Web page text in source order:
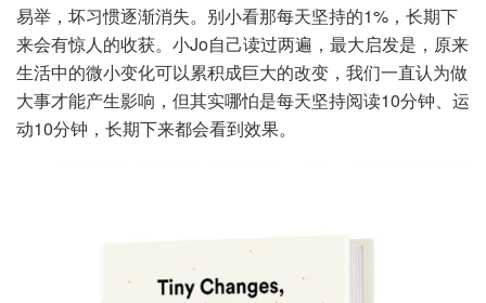
易举，坏习惯逐渐消失。别小看那每天坚持的1%，长期下
来会有惊人的收获。小Jo自己读过两遍，最大启发是，原来
生活中的微小变化可以累积成巨大的改变，我们一直认为做
大事才能产生影响，但其实哪怕是每天坚持阅读10分钟、运
动10分钟，长期下来都会看到效果。